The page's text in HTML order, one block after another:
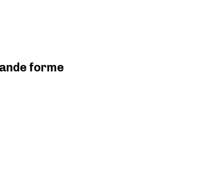
forme